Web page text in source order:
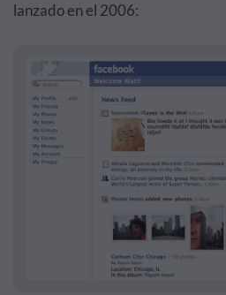
lanzado en el 2006: